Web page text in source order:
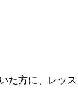
た方に、レッ